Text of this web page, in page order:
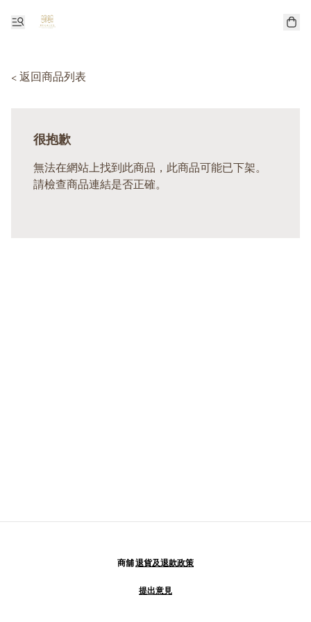
< 返回商品列表
很抱歉
無法在網站上找到此商品，此商品可能已下架。
請檢查商品連結是否正確。
商舖退貨及退款政策
提出意見